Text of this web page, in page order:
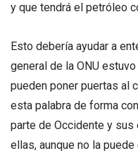
y que tendrá el petróleo
Esto debería ayudar a
general de la ONU
pueden poner puertas al
esta palabra de forma
parte de Occidente y sus
ellas, aunque no la